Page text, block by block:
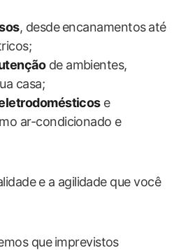
, desde⁢ encanamentos ⁢até‍
de ambientes,
casa;
e
‍ar-condicionado e
e a agilidade que você
que⁣ imprevistos